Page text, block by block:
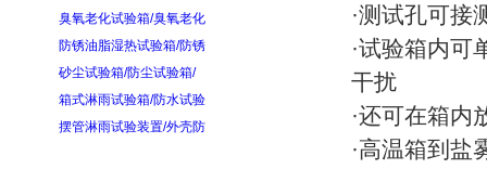
臭氧老化试验箱/臭氧老化
防锈油脂湿热试验箱/防锈
砂尘试验箱/防尘试验箱/
箱式淋雨试验箱/防水试验
摆管淋雨试验装置/外壳防
·测试孔可接
·试验箱内可
干扰
·还可在箱内
·高温箱到盐